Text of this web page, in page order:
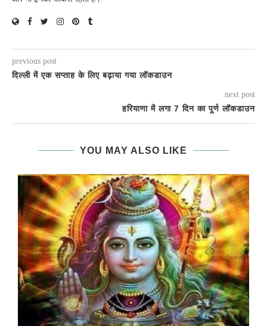
previous post
दिल्ली में एक सप्ताह के लिए बढ़ाया गया लॉकडाउन
next post
हरियाणा में लगा 7 दिन का पूर्ण लॉकडाउन
YOU MAY ALSO LIKE